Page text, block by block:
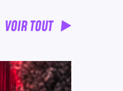
VOIR TOUT